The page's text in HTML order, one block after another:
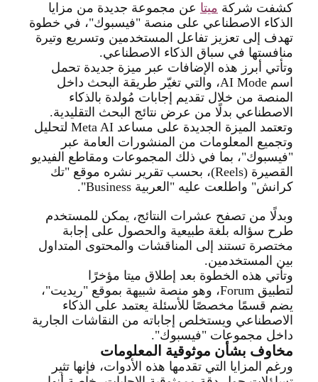
كشفت شركة ميتا عن مجموعة جديدة من مزايا
الذكاء الاصطناعي على منصة "فيسبوك"، في خطوة
تهدف إلى تعزيز تفاعل المستخدمين وتسريع وتيرة
منافستها في سباق الذكاء الاصطناعي.
وتأتي أبرز هذه الإضافات عبر ميزة جديدة تحمل
اسم
، والتي تغيّر طريقة البحث داخل
المنصة من خلال تقديم إجابات مُولدة بالذكاء
الاصطناعي بدلًا من عرض نتائج البحث التقليدية.
وتعتمد الميزة الجديدة على مساعد
لتحليل
وتجميع المعلومات من المنشورات العامة عبر
"فيسبوك"، بما في ذلك المجموعات ومقاطع الفيديو
القصيرة (Reels)
، بحسب تقرير نشره موقع "تك
كرانش" واطلعت عليه "العربية
وبدلًا من تصفح عشرات النتائج، يمكن للمستخدم
طرح سؤاله بلغة طبيعية والحصول على إجابة
مختصرة تستند إلى المناقشات والمحتوى المتداول
بين المستخدمين.
وتأتي هذه الخطوة بعد إطلاق ميتا مؤخرًا
لتطبيق
، وهو منصة شبيهة بموقع "ريديت"،
يضم قسمًا مخصصًا للأسئلة يعتمد على الذكاء
الاصطناعي ويستخلص إجاباته من النقاشات الجارية
داخل مجموعات "فيسبوك".
مخاوف بشأن موثوقية المعلومات
ورغم المزايا التي تقدمها هذه الأدوات، فإنها تثير